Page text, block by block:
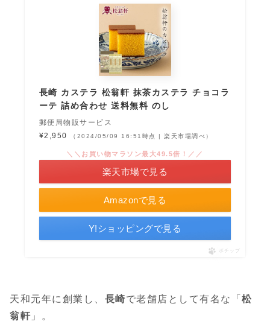
長崎 カステラ 松翁軒 抹茶カステラ チョコラ
ーテ 詰め合わせ 送料無料 のし
郵便局物販サービス
¥2,950
（2024/05/09 16:51時点 | 楽天市場調べ）
Amazonで見る
＼＼お買い物マラソン最大49.5倍！／／
楽天市場で見る
Y!ショッピングで見る
ポチップ
天和元年に創業し、 長崎で老舗店として有名な「 松
翁軒 」。